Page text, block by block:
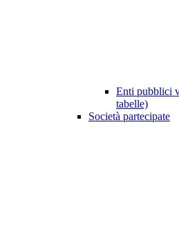
Enti pubblici
tabelle)
Società partecipate